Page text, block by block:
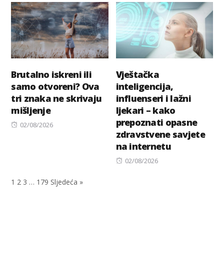
Brutalno iskreni ili
samo otvoreni? Ova
tri znaka ne skrivaju
mišljenje
Posted
02/08/2026
Vještačka
inteligencija,
influenseri i lažni
ljekari – kako
prepoznati opasne
zdravstvene savjete
na internetu
Posted
02/08/2026
1 2 3 … 179 Sljedeća »